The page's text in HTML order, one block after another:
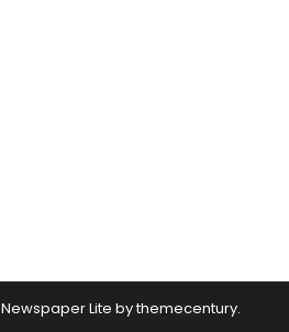
Newspaper Lite bythemecentury.